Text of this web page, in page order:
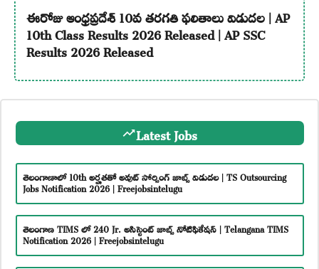
ఈరోజు ఆంధ్రప్రదేశ్ 10వ తరగతి ఫలితాలు విడుదల | AP
10th Class Results 2026 Released | AP SSC
Results 2026 Released
Latest Jobs
తెలంగాణాలో 10th అర్హతతో అవుట్ సోర్సింగ్ జాబ్స్ విడుదల | TS Outsourcing
Jobs Notification 2026 | Freejobsintelugu
తెలంగాణ TIMS లో 240 Jr. అసిస్టెంట్ జాబ్స్ నోటిఫికేషన్ | Telangana TIMS
Notification 2026 | Freejobsintelugu